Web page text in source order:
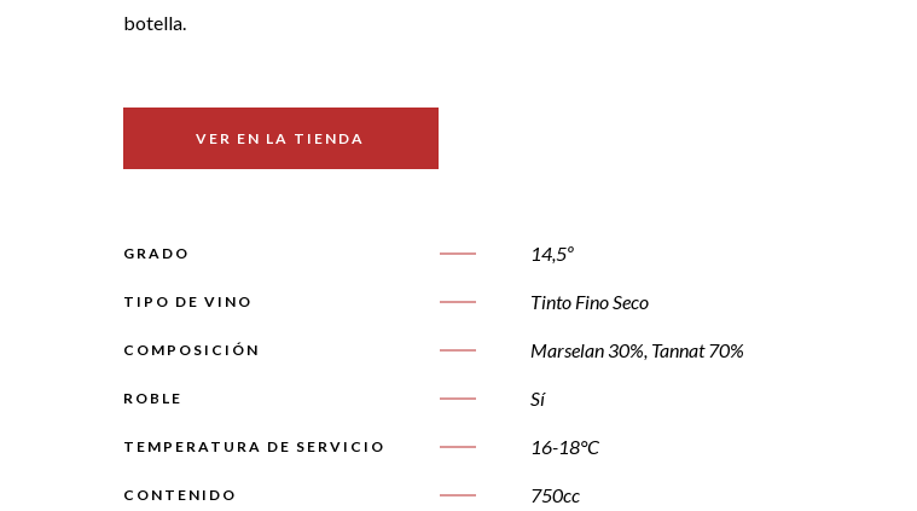
botella.
VER EN LA TIENDA
GRADO 14,5º
TIPO DE VINO Tinto Fino Seco
COMPOSICIÓN Marselan 30%, Tannat 70%
ROBLE Sí
TEMPERATURA DE SERVICIO 16-18°C
CONTENIDO 750cc